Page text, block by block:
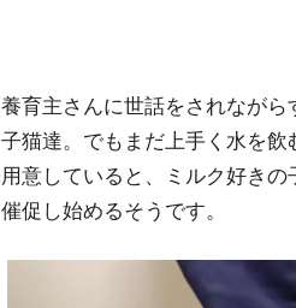
養育主さんに世話をされなが
子猫達。でもまだ上手く水を
用意していると、ミルク好き
催促し始めるそうです。